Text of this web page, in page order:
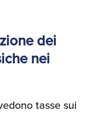
dei
nei
tasse sui